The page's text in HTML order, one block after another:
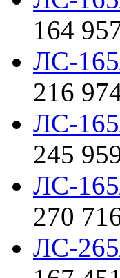
164
ЛС-
216
ЛС-
245
ЛС-
270
ЛС-